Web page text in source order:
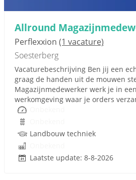
Allround
Perflexxion (1 vacature)
Soesterberg
Vacaturebeschrijving Ben jij een
graag de handen uit de mouwen
Magazijnmedewerker werk je in
werkomgeving waar je orders
Landbouw techniek
Laatste update: 8-8-2026